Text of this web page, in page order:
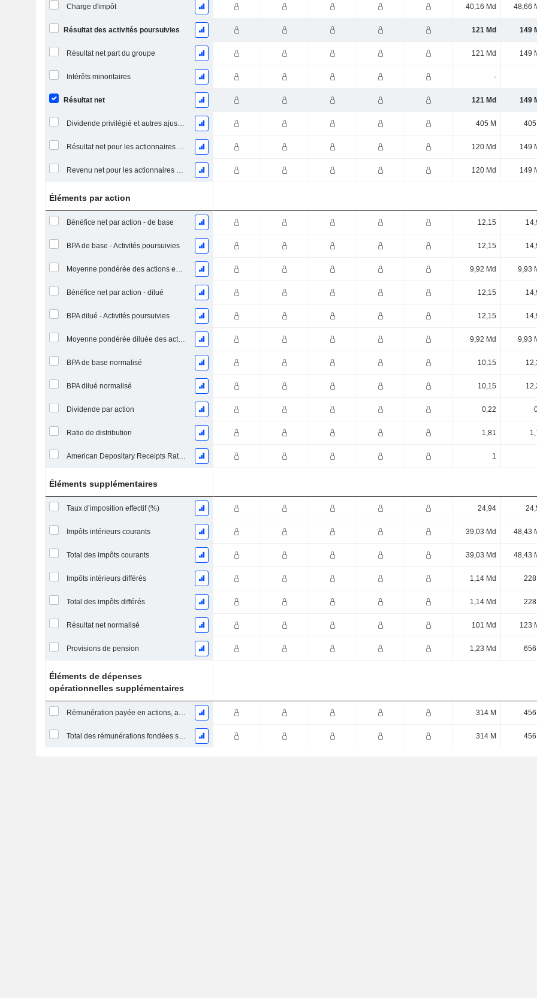
Charge d'impôt 40,16 Md 48,66
Résultat des activités poursuivies 121 Md 149
Résultat net part du groupe 121 Md 149
Intérêts minoritaires -
Résultat net 121 Md 149
Dividende privilégié et autres ajustements 405 M 405
Résultat net pour les actionnaires ordinaires, éléments exceptionnels inclus. 120 Md 149
Revenu net pour les actionnaires ordinaires, hors éléments exceptionnelsRésultat net pour les actionnaires ordinaires, éléments exceptionnels exclus. 120 Md 149
Éléments par action
Bénéfice net par action - de base 12,15
BPA de base - Activités poursuivies 12,15
Moyenne pondérée des actions en circulation 9,92 Md 9,93
Bénéfice net par action - dilué 12,15
BPA dilué - Activités poursuivies 12,15
Moyenne pondérée diluée des actions en circulation 9,92 Md 9,93
BPA de base normalisé 10,15
BPA dilué normalisé 10,15
Dividende par action 0,22
Ratio de distribution 1,81
American Depositary Receipts Ratio (ADR) 1
Éléments supplémentaires
Taux d’imposition effectif (%) 24,94
Impôts intérieurs courants 39,03 Md 48,43
Total des impôts courants 39,03 Md 48,43
Impôts intérieurs différés 1,14 Md 228
Total des impôts différés 1,14 Md 228
Résultat net normalisé 101 Md 123
Provisions de pension 1,23 Md 656
Éléments de dépenses
opérationnelles supplémentaires
Rémunération payée en actions, autres (total) 314 M 456
Total des rémunérations fondées sur des actions 314 M 456